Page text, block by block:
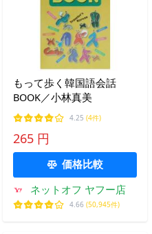
もって歩く韓国語会話
BOOK／小林真美
4.25 (4件)
265 円
価格比較
ネットオフ ヤフー店
4.66 (50,945件)